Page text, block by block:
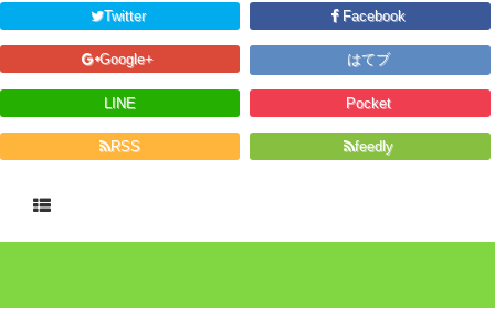
Twitter Facebook
Google+ はてブ
LINE Pocket
RSS feedly